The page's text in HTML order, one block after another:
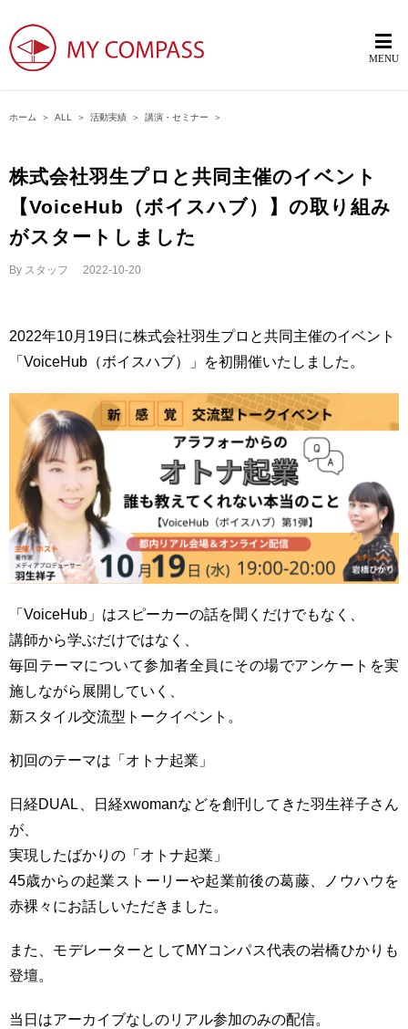
ホーム ＞ ALL ＞ 活動実績 ＞ 講演・セミナー ＞
株式会社羽生プロと共同主催のイベント
【VoiceHub（ボイスハブ）】の取り組み
がスタートしました
By スタッフ 2022-10-20
2022年10月19日に株式会社羽生プロと共同主催のイベント
「VoiceHub（ボイスハブ）」を初開催いたしました。
「VoiceHub」はスピーカーの話を聞くだけでもなく、
講師から学ぶだけではなく、
毎回テーマについて参加者全員にその場でアンケートを実
施しながら展開していく、
新スタイル交流型トークイベント。
初回のテーマは「オトナ起業」
日経DUAL、日経xwomanなどを創刊してきた羽生祥子さん
が、
実現したばかりの「オトナ起業」
45歳からの起業ストーリーや起業前後の葛藤、ノウハウを
赤裸々にお話しいただきました。
また、モデレーターとしてMYコンパス代表の岩橋ひかりも
登壇。
当日はアーカイブなしのリアル参加のみの配信。